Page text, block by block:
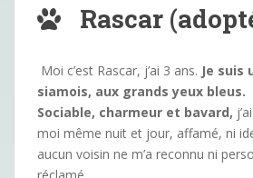
Rascar
Moi c’est Rascar, j’ai 3 ans. Je suis
siamois, aux grands yeux bleus.
Sociable, charmeur et bavard,
moi même nuit et jour, affamé, ni
aucun voisin ne m’a reconnu ni
réclamé.